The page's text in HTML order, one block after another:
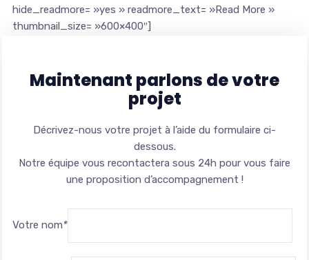
hide_readmore= »yes » readmore_text= »Read More »
thumbnail_size= »600×400″]
Maintenant parlons de votre
projet
Décrivez-nous votre projet à l’aide du formulaire ci-
dessous.
Notre équipe vous recontactera sous 24h pour vous faire
une proposition d’accompagnement !
Votre nom*